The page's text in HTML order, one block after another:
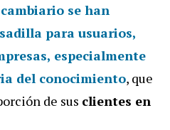
se han
para usuarios,
especialmente
del conocimiento, que
de sus clientes en